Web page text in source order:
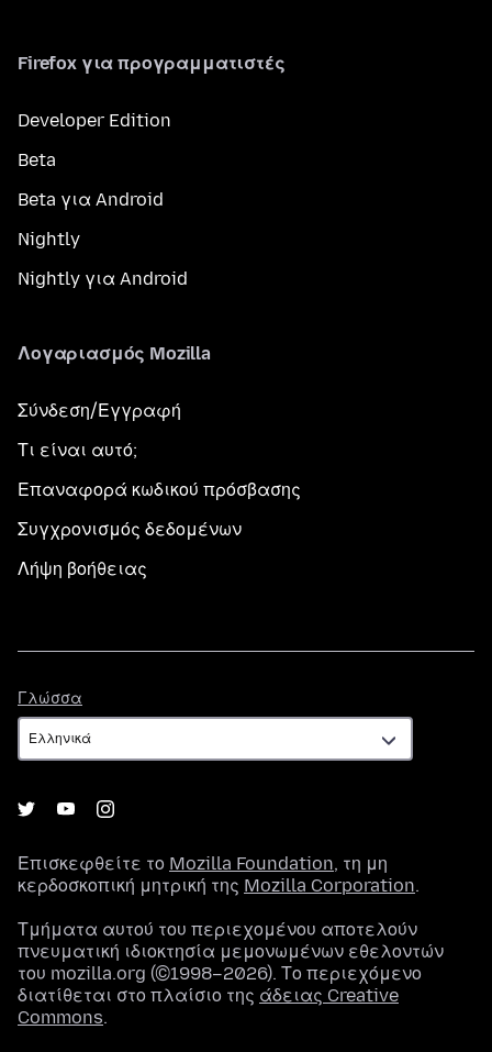
Firefox για προγραμματιστές
Developer Edition
Beta
Beta για Android
Nightly
Nightly για Android
Λογαριασμός Mozilla
Σύνδεση/Εγγραφή
Τι είναι αυτό;
Επαναφορά κωδικού πρόσβασης
Συγχρονισμός δεδομένων
Λήψη βοήθειας
Γλώσσα
Επισκεφθείτε το Mozilla Foundation, τη μη
κερδοσκοπική μητρική της Mozilla Corporation.
Τμήματα αυτού του περιεχομένου αποτελούν
πνευματική ιδιοκτησία μεμονωμένων εθελοντών
του mozilla.org (©1998–2026). Το περιεχόμενο
διατίθεται στο πλαίσιο της άδειας Creative
Commons.